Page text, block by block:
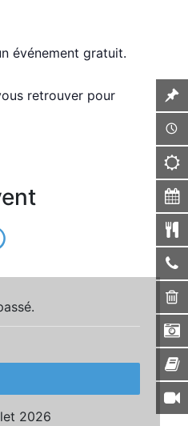
événement gratuit.
retrouver pour
2026